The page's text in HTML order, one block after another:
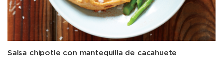
Salsa chipotle con mantequilla de cacahuete